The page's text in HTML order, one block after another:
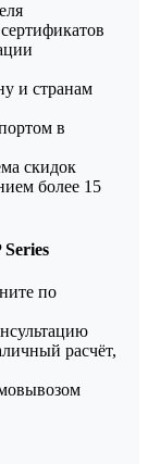
и странам
в
скидок
более 15
по
расчёт,